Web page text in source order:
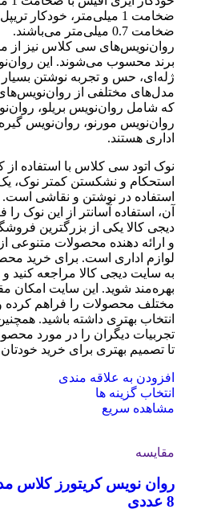
ضخامت 1 میلی‌متر، خودکار
ضخامت 0.7 میلی‌متر می‌باشند.
روان‌نویس‌های سی کلاس نیز از
برند محسوب می‌شوند. این
ژله‌ای، حس و تجربه نوشتن
مدل‌های مختلفی از
که شامل روان‌نویس بریلو،
روان‌نویس مورنو، روان‌نویس
اداری هستند.
نوک اتود سی کلاس با استفاده از
استحکام و نشکستن کمتر نوک،
استفاده در نوشتن و نقاشی
آن، استفاده آسانتر از این نوک
دیجی کالا یکی از بزرگترین
و ارائه دهنده محصولات متنوعی
لوازم اداری است. برای خرید
به سایت دیجی کالا مراجعه کنید
بهره‌مند شوید. این سایت امکان
مختلف محصولات را فراهم کرده
انتخاب بهتری داشته باشید.
تجربیات دیگران را در مورد
تا تصمیم بهتری برای خرید خودتان
افزودن به علاقه مندی
انتخاب گزینه ها
مشاهده سریع
مقایسه
8 عددی